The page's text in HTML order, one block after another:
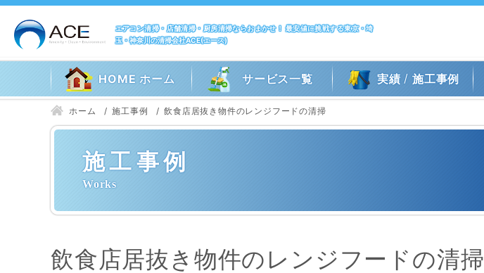
エアコン清掃・店舗清掃・厨房清掃ならおまかせ！ 最安値に挑戦する東京・埼
玉・神奈川の清掃会社ACE(エース)
HOME ホーム サービス一覧 実績/ 施工事例
ホーム 施工事例 飲食店居抜き物件のレンジフードの清掃
施工事例
飲食店居抜き物件のレンジフードの清掃